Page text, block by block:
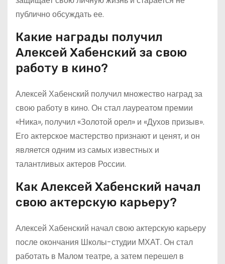
публично обсуждать ее.
Какие награды получил
Алексей Хабенский за свою
работу в кино?
Алексей Хабенский получил множество наград за
свою работу в кино. Он стал лауреатом премии
«Ника», получил «Золотой орел» и «Духов призыв».
Его актерское мастерство признают и ценят, и он
является одним из самых известных и
талантливых актеров России.
Как Алексей Хабенский начал
свою актерскую карьеру?
Алексей Хабенский начал свою актерскую карьеру
после окончания Школы-студии МХАТ. Он стал
работать в Малом театре, а затем перешел в